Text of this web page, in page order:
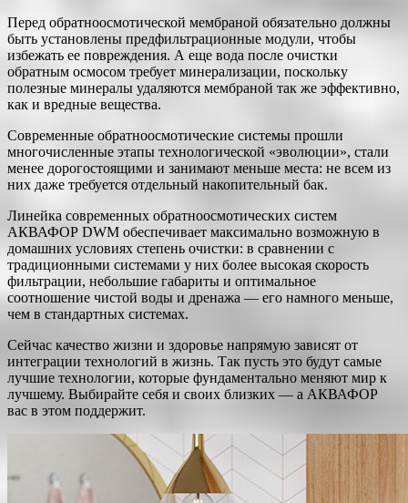
Перед обратноосмотической мембраной обязательно должны
быть установлены предфильтрационные модули, чтобы
избежать ее повреждения. А еще вода после очистки
обратным осмосом требует минерализации, поскольку
полезные минералы удаляются мембраной так же эффективно,
как и вредные вещества.
Современные обратноосмотические системы прошли
многочисленные этапы технологической «эволюции», стали
менее дорогостоящими и занимают меньше места: не всем из
них даже требуется отдельный накопительный бак.
Линейка современных обратноосмотических систем
АКВАФОР DWM обеспечивает максимально возможную в
домашних условиях степень очистки: в сравнении с
традиционными системами у них более высокая скорость
фильтрации, небольшие габариты и оптимальное
соотношение чистой воды и дренажа — его намного меньше,
чем в стандартных системах.
Сейчас качество жизни и здоровье напрямую зависят от
интеграции технологий в жизнь. Так пусть это будут самые
лучшие технологии, которые фундаментально меняют мир к
лучшему. Выбирайте себя и своих близких — а АКВАФОР
вас в этом поддержит.